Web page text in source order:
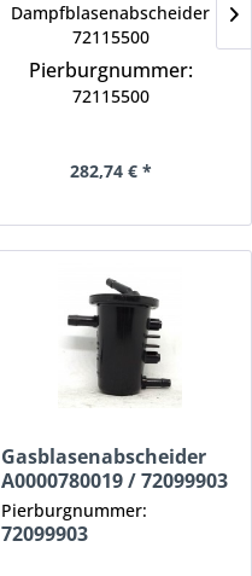
Dampfblasenabscheider
72115500
Pierburgnummer:
72115500
282,74 € *
Gasblasenabscheider
A0000780019 / 72099903
Pierburgnummer:
72099903